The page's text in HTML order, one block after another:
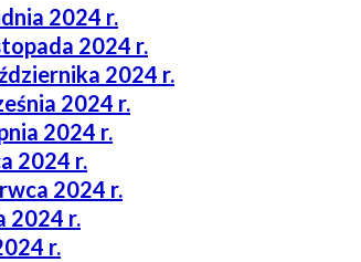
2024 r.
2024 r.
2024 r.
2024 r.
2024 r.
2024 r.
2024 r.
2024 r.
r.